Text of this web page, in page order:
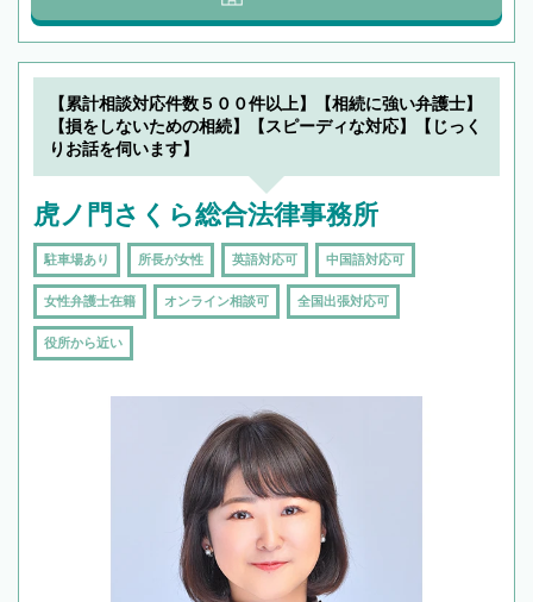
【累計相談対応件数５００件以上】【相続に強い弁護士】
【損をしないための相続】【スピーディな対応】【じっく
りお話を伺います】
虎ノ門さくら総合法律事務所
駐車場あり 所長が女性 英語対応可 中国語対応可
女性弁護士在籍 オンライン相談可 全国出張対応可
役所から近い